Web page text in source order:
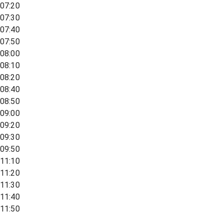
07:20
07:30
07:40
07:50
08:00
08:10
08:20
08:40
08:50
09:00
09:20
09:30
09:50
11:10
11:20
11:30
11:40
11:50